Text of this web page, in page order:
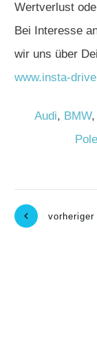
Wertverlust
Bei Interesse
wir uns über
www.insta-
Audi, BMW,
vorheriger